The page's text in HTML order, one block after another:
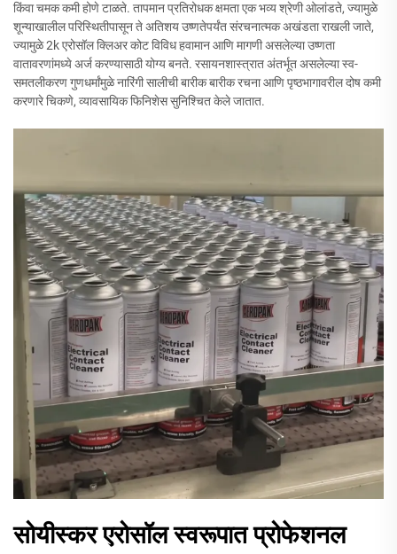
किंवा चमक कमी होणे टाळते. तापमान प्रतिरोधक क्षमता एक भव्य श्रेणी ओलांडते, ज्यामुळे
शून्याखालील परिस्थितीपासून ते अतिशय उष्णतेपर्यंत संरचनात्मक अखंडता राखली जाते,
ज्यामुळे 2k एरोसॉल क्लिअर कोट विविध हवामान आणि मागणी असलेल्या उष्णता
वातावरणांमध्ये अर्ज करण्यासाठी योग्य बनते. रसायनशास्त्रात अंतर्भूत असलेल्या स्व-
समतलीकरण गुणधर्मांमुळे नारिंगी सालीची बारीक बारीक रचना आणि पृष्ठभागावरील दोष कमी
करणारे चिकणे, व्यावसायिक फिनिशेस सुनिश्चित केले जातात.
सोयीस्कर एरोसॉल स्वरूपात प्रोफेशनल